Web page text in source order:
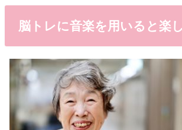
脳トレに音楽を用いると楽